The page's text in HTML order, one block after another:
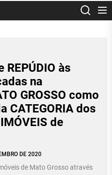
REPÚDIO às
na
GROSSO como
CATEGORIA dos
de
DE 2020
de Mato Grosso através